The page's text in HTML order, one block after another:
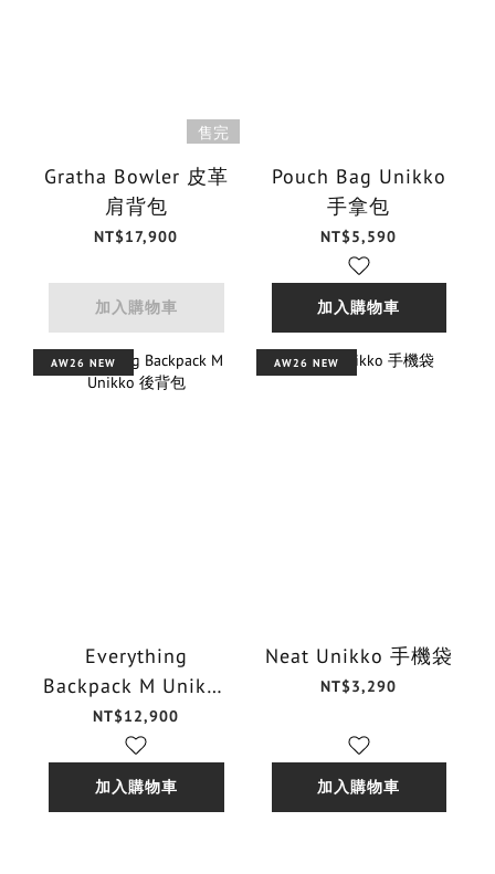
售完
Gratha Bowler 皮革
肩背包
NT$17,900
加入購物車
Pouch Bag Unikko
手拿包
NT$5,590
加入購物車
AW26 NEW
Everything
Backpack M Unikko
後背包
NT$12,900
加入購物車
AW26 NEW
Neat Unikko 手機袋
NT$3,290
加入購物車